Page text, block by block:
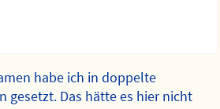
habe ich in doppelte
gesetzt. Das hätte es hier nicht